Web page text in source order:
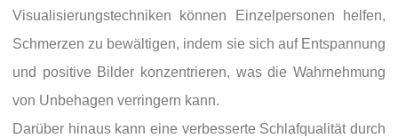
Visualisierungstechniken können Einzelpersonen helfen,
Schmerzen zu bewältigen, indem sie sich auf Entspannung
und positive Bilder konzentrieren, was die Wahrnehmung
von Unbehagen verringern kann.
Darüber hinaus kann eine verbesserte Schlafqualität durch